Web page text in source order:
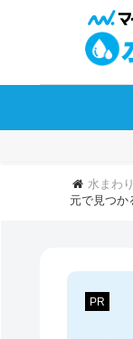
水まわ
元で見つか
PR